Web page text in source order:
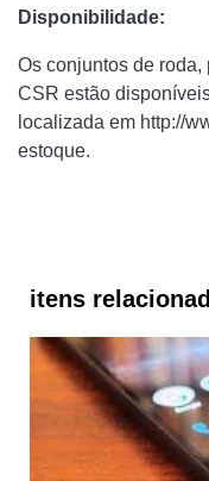
Disponibilidade:
Os conjuntos de
CSR estão
localizada em http://
estoque.
itens